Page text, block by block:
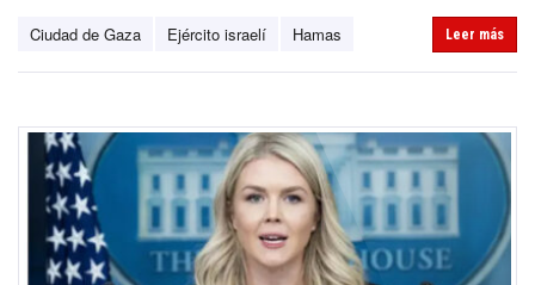
Ciudad de Gaza Ejército israelí Hamas Leer más